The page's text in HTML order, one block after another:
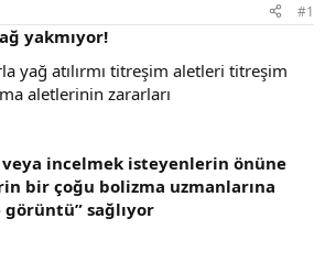
#1
yakmıyor!
yağ atılırmı titreşim aletleri titreşim
aletlerinin zararları
incelmek isteyenlerin önüne
bir çoğu bolizma uzmanlarına
görüntü” sağlıyor